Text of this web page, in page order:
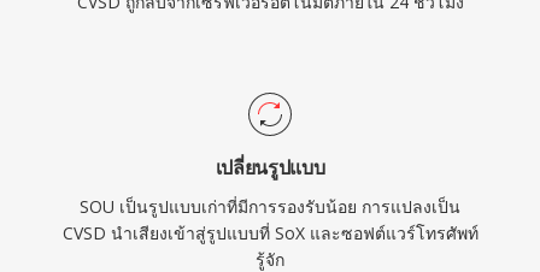
เปลี่ยนรูปแบบ
SOU เป็นรูปแบบเก่าที่มีการรองรับน้อย การแปลงเป็น
CVSD นำเสียงเข้าสู่รูปแบบที่ SoX และซอฟต์แวร์โทรศัพท์
รู้จัก